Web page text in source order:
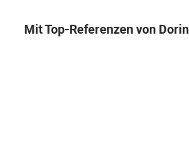
Mit Top-Referenzen von